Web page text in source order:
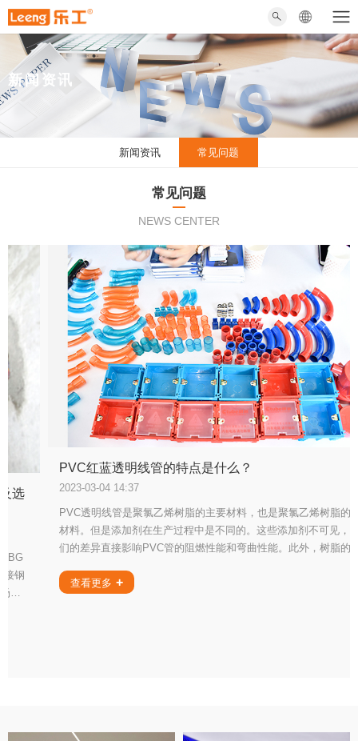
新闻资讯
新闻资讯 常见问题
常见问题
NEWS CENTER
选
接钢
要
PVC红蓝透明线管的特点是什么？
2023-03-04 14:37
PVC透明线管是聚氯乙烯树脂的主要材料，也是聚氯乙烯树脂的
材料。但是添加剂在生产过程中是不同的。这些添加剂不可见，
们的差异直接影响PVC管的阻燃性能和弯曲性能。此外，树脂的
压性能。
查看更多